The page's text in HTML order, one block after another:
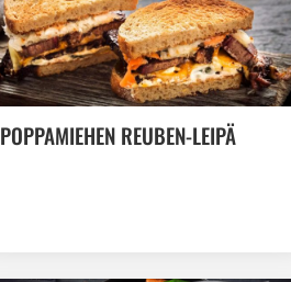
POPPAMIEHEN REUBEN-LEIPÄ